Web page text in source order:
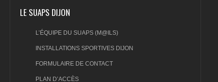
LE SUAPS DIJON
L’ÉQUIPE DU SUAPS (M@ILS)
INSTALLATIONS SPORTIVES DIJON
FORMULAIRE DE CONTACT
PLAN D’ACCÈS